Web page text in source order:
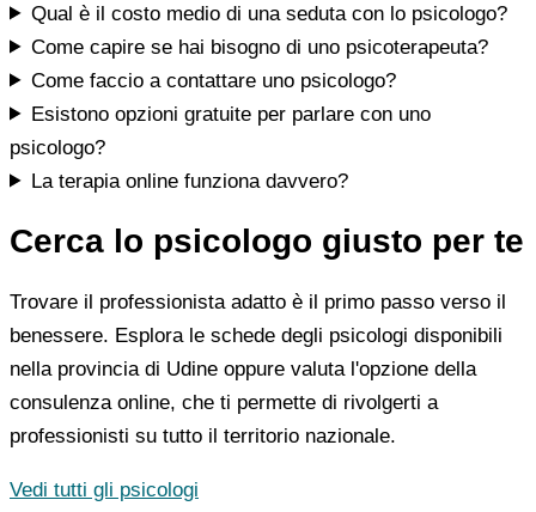
Qual è il costo medio di una seduta con lo psicologo?
Come capire se hai bisogno di uno psicoterapeuta?
Come faccio a contattare uno psicologo?
Esistono opzioni gratuite per parlare con uno
psicologo?
La terapia online funziona davvero?
Cerca lo psicologo giusto per te
Trovare il professionista adatto è il primo passo verso il
benessere. Esplora le schede degli psicologi disponibili
nella provincia di Udine oppure valuta l'opzione della
consulenza online, che ti permette di rivolgerti a
professionisti su tutto il territorio nazionale.
Vedi tutti gli psicologi